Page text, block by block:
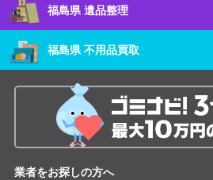
福島県 遺品整理
福島県 不用品買取
業者をお探しの方へ